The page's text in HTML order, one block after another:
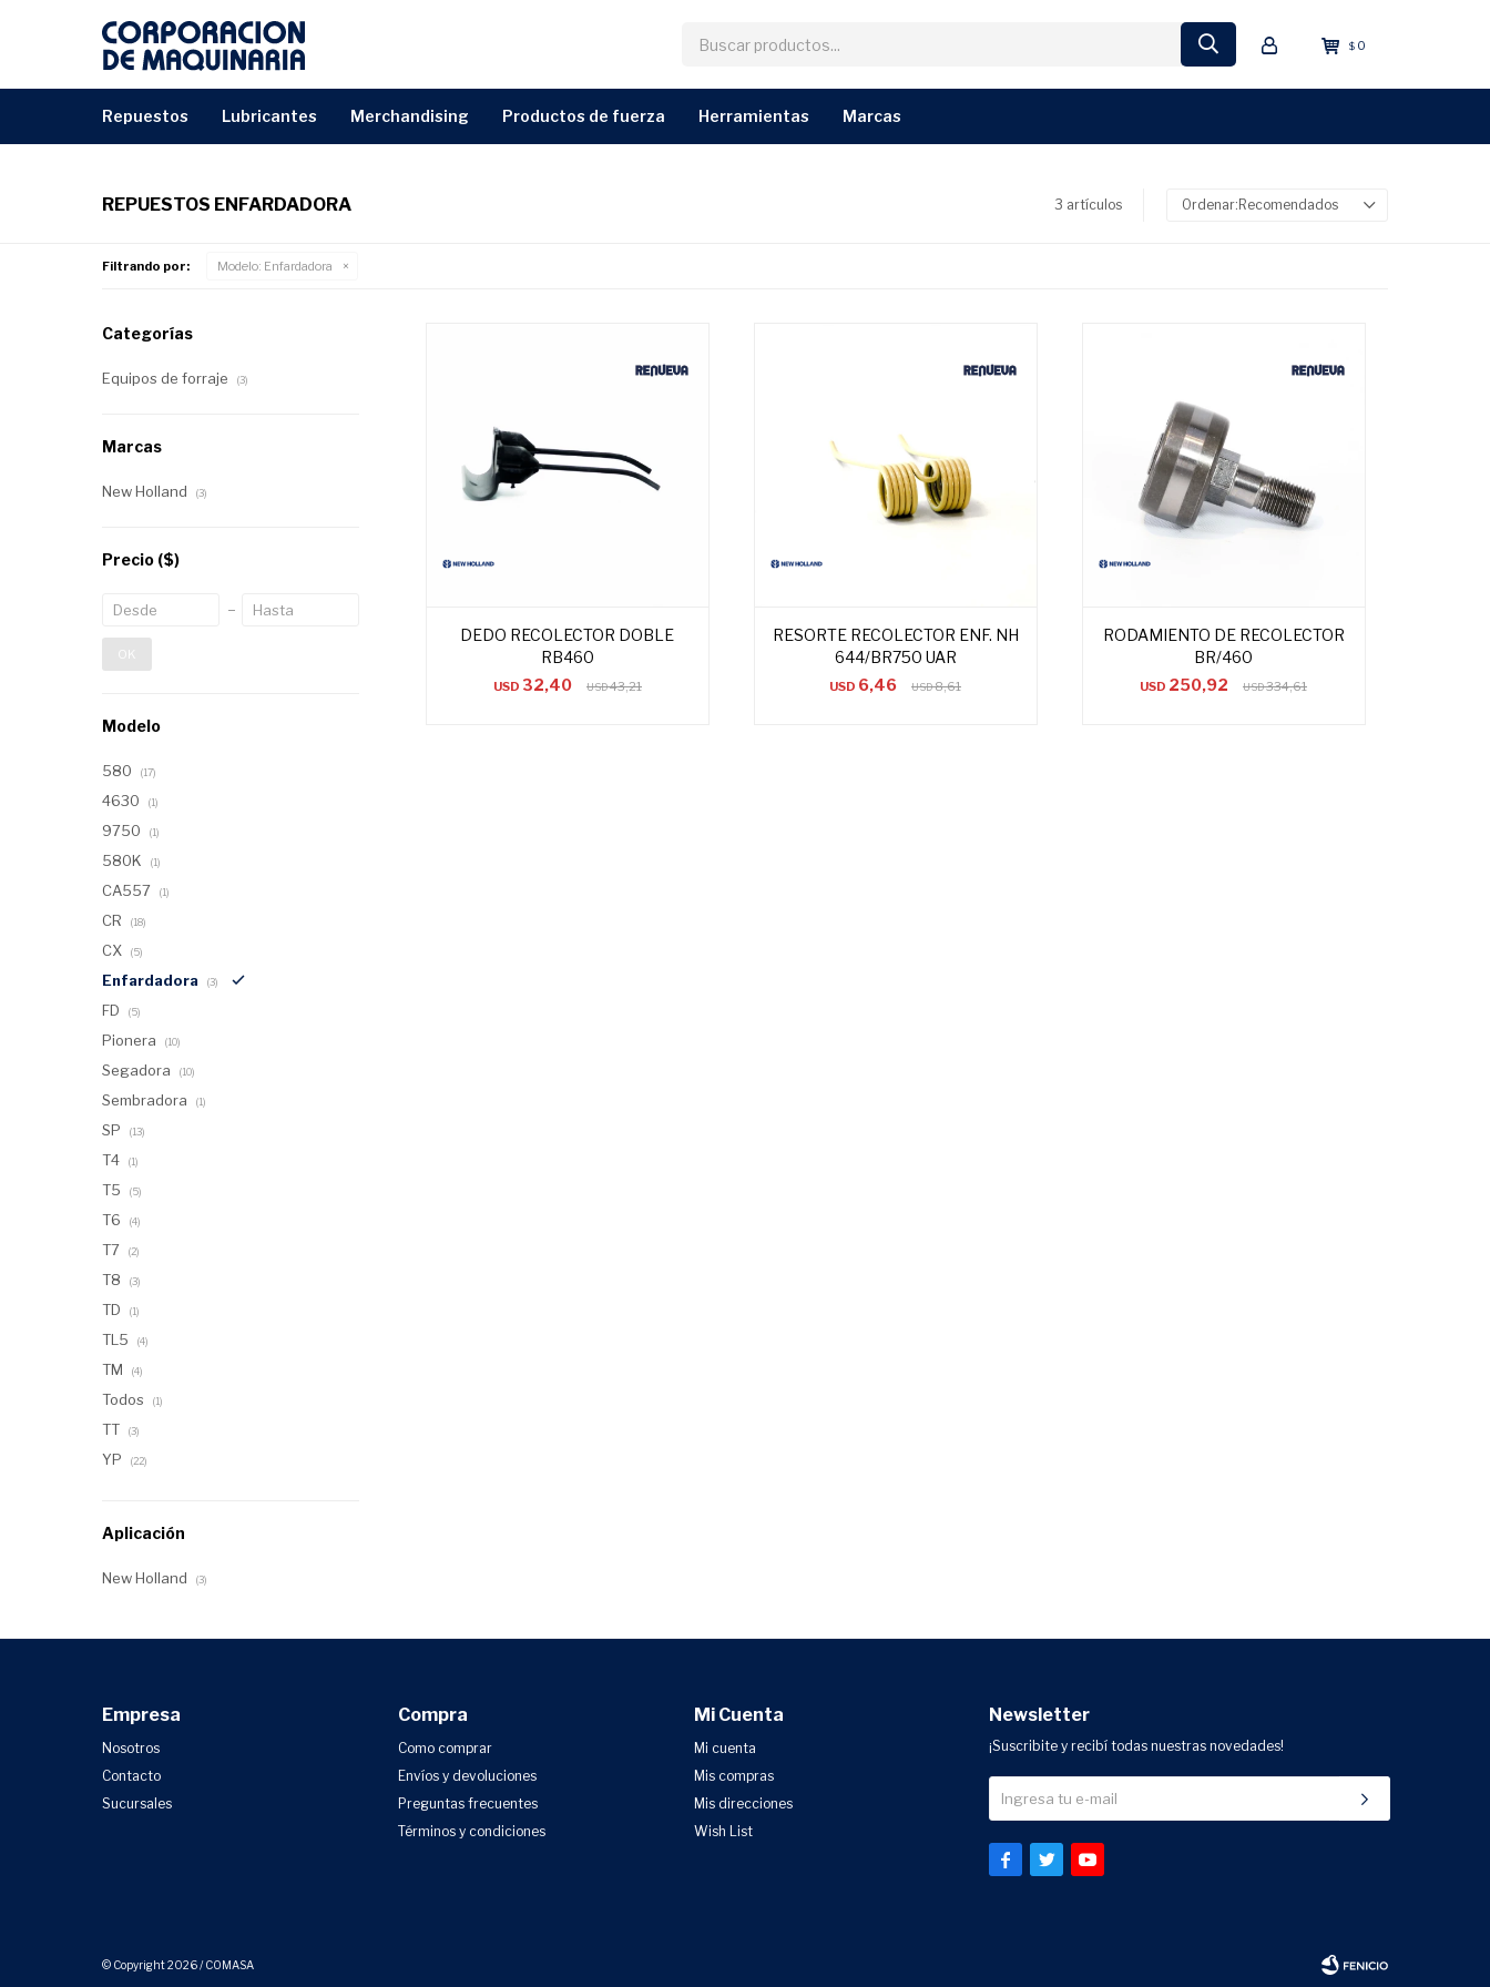
repuestos lubricantes merchandising productos de fuerza herramientas marcas
$ 0
REPUESTOS ENFARDADORA 3 artículos Recomendados
Filtrando por: Modelo: Enfardadora
DEDO RECOLECTOR DOBLE
RB460
USD 32,40 USD43,21
RESORTE RECOLECTOR ENF. NH
644/BR750 UAR
USD 6,46 USD8,61
RODAMIENTO DE RECOLECTOR
BR/460
USD 250,92 USD334,61
Categorías
Equipos de forraje (3)
Marcas
New Holland (3)
Precio ($)
OK
Modelo
580 (17)
4630 (1)
9750 (1)
580K (1)
CA557 (1)
CR (18)
CX (5)
Enfardadora (3)
FD (5)
Pionera (10)
Segadora (10)
Sembradora (1)
SP (13)
T4 (1)
T5 (5)
T6 (4)
T7 (2)
T8 (3)
TD (1)
TL5 (4)
TM (4)
Todos (1)
TT (3)
YP (22)
Aplicación
New Holland (3)
Empresa
Nosotros
Contacto
Sucursales
Compra
Como comprar
Envíos y devoluciones
Preguntas frecuentes
Términos y condiciones
Mi Cuenta
Mi cuenta
Mis compras
Mis direcciones
Wish List
Newsletter
¡Suscribite y recibí todas nuestras novedades!
  
© Copyright 2026 / COMASA